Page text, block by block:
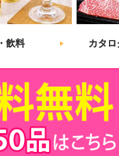
飲料 カタロ